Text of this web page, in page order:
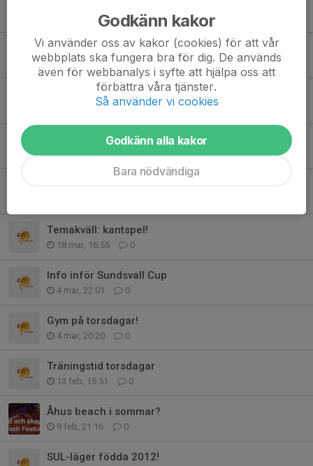
Igår, 22:50 0
Sommarträningsprogram F14 -26
16 jul, 11:28 0
11 apr, 09:36 0
Träningar framöver
6 apr, 11:38 0
Temakväll: kantspel!
18 mar, 16:55 0
Info inför Sundsvall Cup
4 mar, 22:01 0
Gym på torsdagar!
4 mar, 20:20 0
Träningstid torsdagar
13 feb, 15:51 0
Åhus beach i sommar?
9 feb, 21:16 0
SUL-läger födda 2012!
Godkänn kakor
Vi använder oss av kakor (cookies) för att vår
webbplats ska fungera bra för dig. De används
även för webbanalys i syfte att hjälpa oss att
förbättra våra tjänster.
Så använder vi cookies
Godkänn alla kakor
Bara nödvändiga